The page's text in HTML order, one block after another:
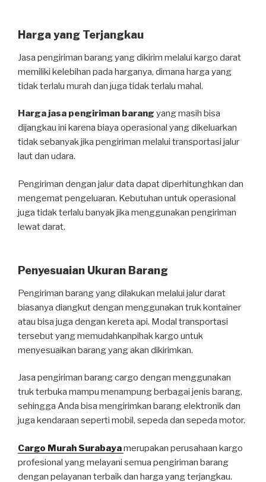
Harga yang Terjangkau
Jasa pengiriman barang yang dikirim melalui kargo darat
memiliki kelebihan pada harganya, dimana harga yang
tidak terlalu murah dan juga tidak terlalu mahal.
Harga jasa pengiriman barang yang masih bisa
dijangkau ini karena biaya operasional yang dikeluarkan
tidak sebanyak jika pengiriman melalui transportasi jalur
laut dan udara.
Pengiriman dengan jalur data dapat diperhitunghkan dan
mengemat pengeluaran. Kebutuhan untuk operasional
juga tidak terlalu banyak jika menggunakan pengiriman
lewat darat.
Penyesuaian Ukuran Barang
Pengiriman barang yang dilakukan melalui jalur darat
biasanya diangkut dengan menggunakan truk kontainer
atau bisa juga dengan kereta api. Modal transportasi
tersebut yang memudahkanpihak kargo untuk
menyesuaikan barang yang akan dikirimkan.
Jasa pengiriman barang cargo dengan menggunakan
truk terbuka mampu menampung berbagai jenis barang,
sehingga Anda bisa mengirimkan barang elektronik dan
juga kendaraan seperti mobil, sepeda dan sepeda motor.
Cargo Murah Surabayamerupakan perusahaan kargo
profesional yang melayani semua pengiriman barang
dengan pelayanan terbaik dan harga yang terjangkau.